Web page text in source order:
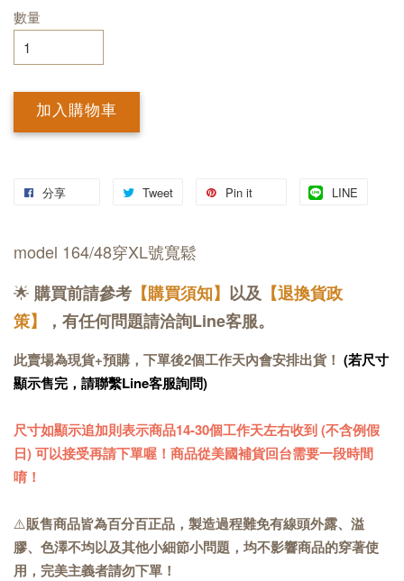
數量
加入購物車
分享 Tweet Pin it LINE
model 164/48穿XL號寬鬆
🌟 購買前請參考 【購買須知】 以及 【退換貨政
策】
，有任何問題請洽詢Line客服。
此賣場為現貨+預購，下單後2個工作天內會安排出貨！ (若尺寸
顯示售完，請聯繫Line客服詢問)
尺寸如顯示追加則表示商品14-30個工作天左右收到 (不含例假
日) 可以接受再請下單喔！商品從美國補貨回台需要一段時間
唷！
⚠️販售商品皆為百分百正品，製造過程難免有線頭外露、溢
膠、色澤不均以及其他小細節小問題，均不影響商品的穿著使
用，完美主義者請勿下單！